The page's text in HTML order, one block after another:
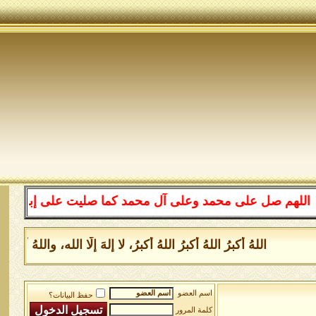
صل على محمد وعلى آل محمد كما صليت على إبراهيم
اللهُ أكبرُ اللهُ أكبرُ اللهُ أكبرُ، لا إلهَ إلَّا الله،
اسم العضو
حفظ البيانات؟
كلمة المرور